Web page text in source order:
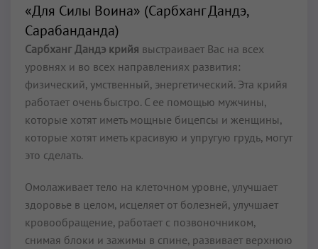
«Для Силы Воина» (Сарбханг Дандэ,
Сарабанданда)
Сарбханг Дандэ крийя выстраивает Вас на всех
уровнях и во всех направлениях развития:
физический, умственный, энергетический. Эта крийя
работает очень быстро. С ее помощью мужчины,
которые хотят иметь мощные бицепсы и женщины,
которые хотят иметь красивую и упругую грудь, могут
это сделать.
Омолаживает тело на клеточном уровне, улучшает
здоровье в целом, исцеляет от болезней, улучшает
кровообращение, работает с позвоночником,
снимая блоки и зажимы в спине, развивает верхнюю